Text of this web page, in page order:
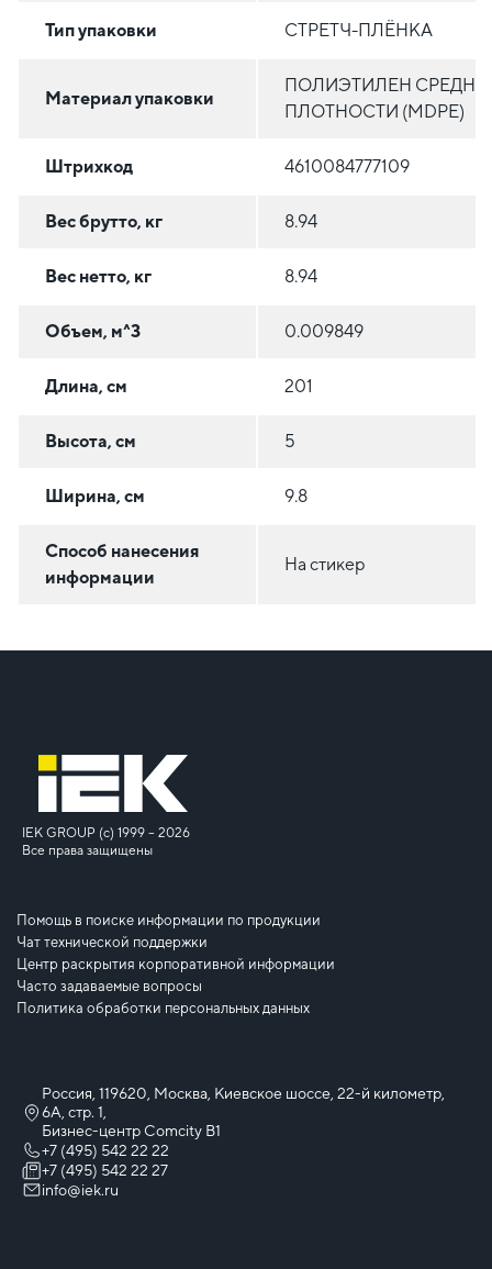
Тип упаковки СТРЕТЧ-ПЛЁНКА
Материал упаковки
ПОЛИЭТИЛЕН
ПЛОТНОСТИ (MDPE)
Штрихкод 4610084777109
Вес брутто, кг 8.94
Вес нетто, кг 8.94
Объем, м^3 0.009849
Длина, см 201
Высота, см 5
Ширина, см 9.8
Способ нанесения
информации
На стикер
IEK GROUP (c) 1999 – 2026
Все права защищены
Помощь в поиске информации по продукции
Чат технической поддержки
Центр раскрытия корпоративной информации
Часто задаваемые вопросы
Политика обработки персональных данных
Россия, 119620, Москва, Киевское шоссе, 22-й километр,
6А, стр. 1,
Бизнес-центр Comcity B1
+7 (495) 542 22 22
+7 (495) 542 22 27
info@iek.ru